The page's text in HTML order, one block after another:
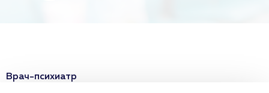
Врач-психиатр